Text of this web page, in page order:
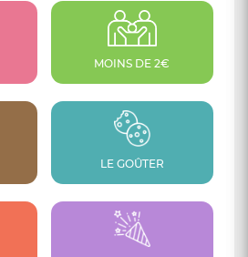
MOINS DE 2€
LE GOÛTER